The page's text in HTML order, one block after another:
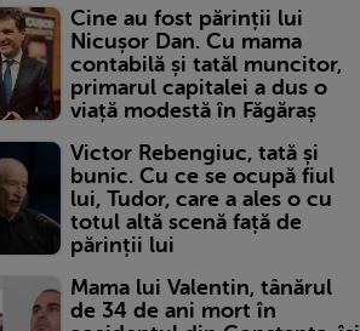
Cine au fost părinții lui
Nicușor Dan. Cu mama
contabilă și tatăl muncitor,
primarul capitalei a dus o
viață modestă în Făgăraș
Victor Rebengiuc, tată și
bunic. Cu ce se ocupă fiul
lui, Tudor, care a ales o cu
totul altă scenă față de
părinții lui
Mama lui Valentin, tânărul
de 34 de ani mort în